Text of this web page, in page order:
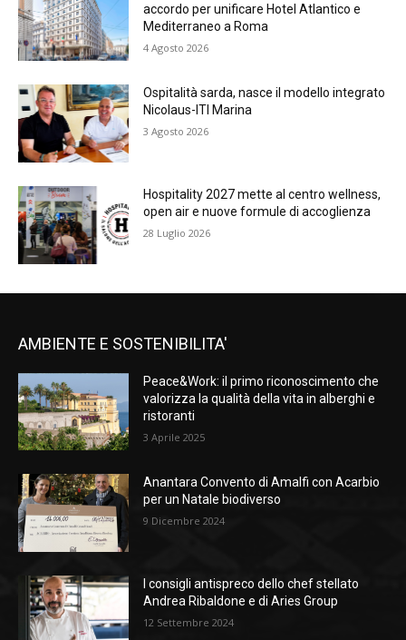
accordo per unificare Hotel Atlantico e
Mediterraneo a Roma
4 Agosto 2026
Ospitalità sarda, nasce il modello integrato
Nicolaus-ITI Marina
3 Agosto 2026
Hospitality 2027 mette al centro wellness,
open air e nuove formule di accoglienza
28 Luglio 2026
AMBIENTE E SOSTENIBILITA'
Peace&Work: il primo riconoscimento che
valorizza la qualità della vita in alberghi e
ristoranti
3 Aprile 2025
Anantara Convento di Amalfi con Acarbio
per un Natale biodiverso
9 Dicembre 2024
I consigli antispreco dello chef stellato
Andrea Ribaldone e di Aries Group
12 Settembre 2024